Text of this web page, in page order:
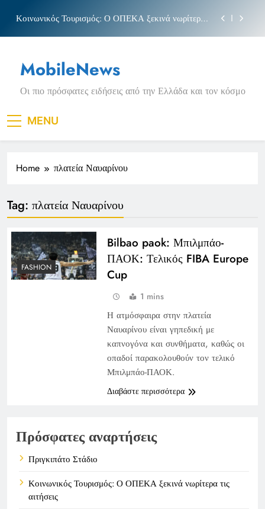
content
Κοινωνικός Τουρισμός: Ο ΟΠΕΚΑ ξεκινά νωρίτερα
Νέα Κρήτη: Σαρακήνικο και η φράση «Κρήτη
ΟΦΗ»
Πριγκιπάτο Στάδιο
Κοινωνικός Τουρισμός: Ο ΟΠΕΚΑ ξεκινά νωρίτερα
τις αιτήσεις
Μπέσσυ αργυράκη
Νέα Κρήτη: Σαρακήνικο και η φράση «Κρήτη
MobileNews
Οι πιο πρόσφατες ειδήσεις από την Ελλάδα και τον κόσμο
MENU
Home πλατεία Ναυαρίνου
Tag: πλατεία Ναυαρίνου
FASHION
Bilbao paok: Μπιλμπάο-
ΠΑΟΚ: Τελικός FIBA Europe
Cup
1 mins
Η ατμόσφαιρα στην πλατεία
Ναυαρίνου είναι γηπεδική με
καπνογόνα και συνθήματα, καθώς οι
οπαδοί παρακολουθούν τον τελικό
Μπιλμπάο-ΠΑΟΚ.
Διαβάστε περισσότερα
Πρόσφατες αναρτήσεις
Πριγκιπάτο Στάδιο
Κοινωνικός Τουρισμός: Ο ΟΠΕΚΑ ξεκινά νωρίτερα τις
αιτήσεις